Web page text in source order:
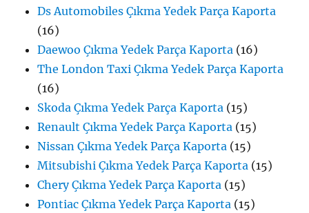
Ds Automobiles Çıkma Yedek Parça Kaporta
(16)
Daewoo Çıkma Yedek Parça Kaporta (16)
The London Taxi Çıkma Yedek Parça Kaporta
(16)
Skoda Çıkma Yedek Parça Kaporta (15)
Renault Çıkma Yedek Parça Kaporta (15)
Nissan Çıkma Yedek Parça Kaporta (15)
Mitsubishi Çıkma Yedek Parça Kaporta (15)
Chery Çıkma Yedek Parça Kaporta (15)
Pontiac Çıkma Yedek Parça Kaporta (15)